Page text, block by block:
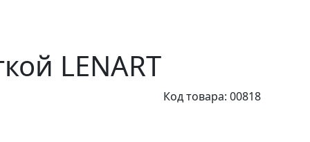
LENART
Код товара: 00818